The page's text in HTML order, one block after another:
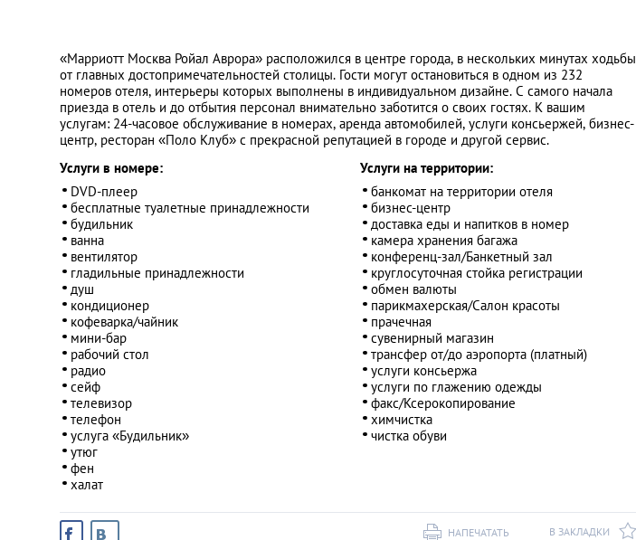
«Марриотт Москва Ройал Аврора» расположился в центре города, в нескольких минутах ходьбы
от главных достопримечательностей столицы. Гости могут остановиться в одном из 232
номеров отеля, интерьеры которых выполнены в индивидуальном дизайне. С самого начала
приезда в отель и до отбытия персонал внимательно заботится о своих гостях. К вашим
услугам: 24-часовое обслуживание в номерах, аренда автомобилей, услуги консьержей, бизнес-
центр, ресторан «Поло Клуб» с прекрасной репутацией в городе и другой сервис.
Услуги в номере:
DVD-плеер
бесплатные туалетные принадлежности
будильник
ванна
вентилятор
гладильные принадлежности
душ
кондиционер
кофеварка/чайник
мини-бар
рабочий стол
радио
сейф
телевизор
телефон
услуга «Будильник»
утюг
фен
халат
Услуги на территории:
банкомат на территории отеля
бизнес-центр
доставка еды и напитков в номер
камера хранения багажа
конференц-зал/Банкетный зал
круглосуточная стойка регистрации
обмен валюты
парикмахерская/Салон красоты
прачечная
сувенирный магазин
трансфер от/до аэропорта (платный)
услуги консьержа
услуги по глажению одежды
факс/Ксерокопирование
химчистка
чистка обуви
В ЗАКЛАДКИ
НАПЕЧАТАТЬ